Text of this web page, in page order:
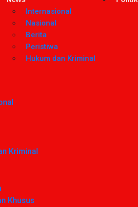
Internasional
Nasional
Berita
Peristiwa
Hukum dan Kriminal
Kriminal
Khusus